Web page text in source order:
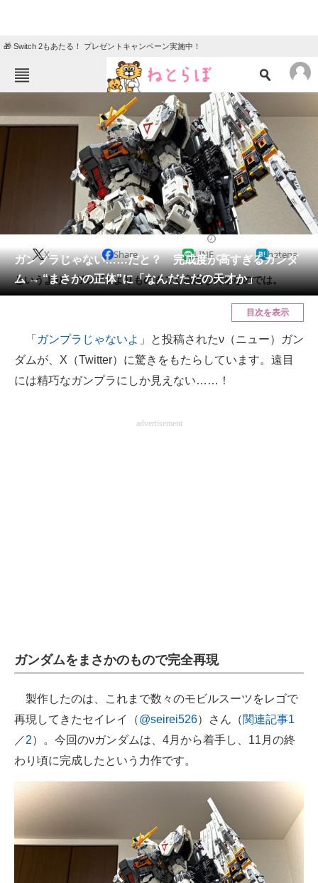
🎁 Switch 2もあたる！ プレゼントキャンペーン実施中！
TOP ニュース
クイズ
地域
教育・育児
リサーチ
会員記事
メディア
ITの今と未来を見通す
スマホと通信の最新トレンド
企業向けIT製品の総合サイト
製造業のIT導入・活用を支援
モノづくり技術者専門サイト
エネルギーの専門メディア
建設×テクノロジーの最前線
ガンプラじゃない……だと？ 完成度が高すぎるガンダ
ム → “まさかの正体”に「なんだただの天才か」
X Share LINE hatena
というより、ガンプラよりものすごく高度な何かなのでは。
目次を表示
「 ガンプラじゃないよ 」と投稿されたν（ニュー）ガン
ダムが、X（Twitter）に驚きをもたらしています。遠目
には精巧なガンプラにしか見えない……！
advertisement
ガンダムをまさかのもので完全再現
製作したのは、これまで数々のモビルスーツをレゴで
再現してきたセイレイ（@seirei526）さん（関連記事1
／2）。今回のνガンダムは、4月から着手し、11月の終
わり頃に完成したという力作です。